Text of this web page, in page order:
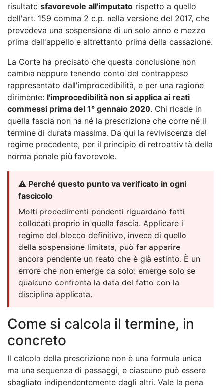
risultato sfavorevole all'imputato rispetto a quello
dell'art. 159 comma 2 c.p. nella versione del 2017, che
prevedeva una sospensione di un solo anno e mezzo
prima dell'appello e altrettanto prima della cassazione.
La Corte ha precisato che questa conclusione non
cambia neppure tenendo conto del contrappeso
rappresentato dall'improcedibilità, e per una ragione
dirimente: l'improcedibilità non si applica ai reati
commessi prima del 1° gennaio 2020. Chi ricade in
quella fascia non ha né la prescrizione che corre né il
termine di durata massima. Da qui la reviviscenza del
regime precedente, per il principio di retroattività della
norma penale più favorevole.
⚠️ Perché questo punto va verificato in ogni
fascicolo
Molti procedimenti pendenti riguardano fatti
collocati proprio in quella fascia. Applicare il
regime del blocco definitivo, invece di quello
della sospensione limitata, può far apparire
ancora pendente un reato che è già estinto. È un
errore che non emerge da solo: emerge solo se
qualcuno confronta la data del fatto con la
disciplina applicata.
Come si calcola il termine, in
concreto
Il calcolo della prescrizione non è una formula unica
ma una sequenza di passaggi, e ciascuno può essere
sbagliato indipendentemente dagli altri. Vale la pena